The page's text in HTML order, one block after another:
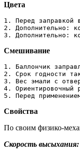
Цвета
1. Перед заправкой
2. Дополнительно:
3. Дополнительно:
Смешивание
1. Баллончик
2. Срок годности
3. Вес эмали с
4. Ориентировочный
5. Перед
Свойства
По своим физико-
Скорость высыхания: